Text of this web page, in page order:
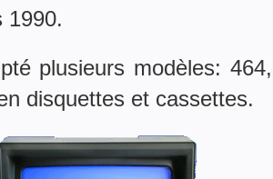
1990.
plusieurs modèles:
disquettes et cassettes.